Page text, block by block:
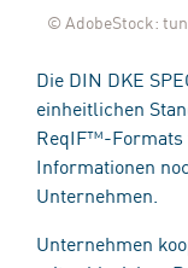
© AdobeStock:
Die DIN DKE
einheitlichen
ReqIF™-Formats
Informationen
Unternehmen.
Unternehmen